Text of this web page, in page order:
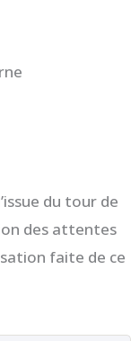
du tour de
des attentes
faite de ce